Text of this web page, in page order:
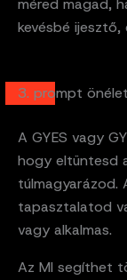
méred magad,
kevésbé ijesztő,
3. prompt
A GYES vagy
hogy eltüntesd
túlmagyarázod.
tapasztalatod
vagy alkalmas.
Az MI segíthet